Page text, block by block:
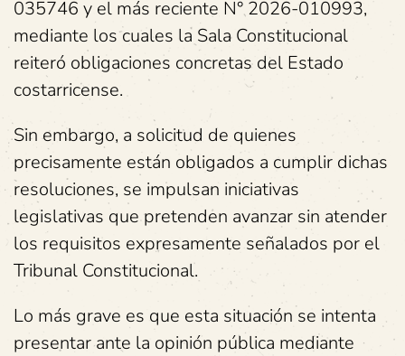
035746 y el más reciente N° 2026-010993,
mediante los cuales la Sala Constitucional
reiteró obligaciones concretas del Estado
costarricense.
Sin embargo, a solicitud de quienes
precisamente están obligados a cumplir dichas
resoluciones, se impulsan iniciativas
legislativas que pretenden avanzar sin atender
los requisitos expresamente señalados por el
Tribunal Constitucional.
Lo más grave es que esta situación se intenta
presentar ante la opinión pública mediante